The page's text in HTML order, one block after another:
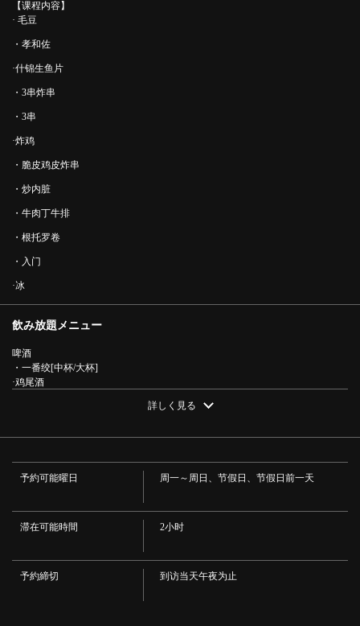
【课程内容】
· 毛豆
・孝和佐
·什锦生鱼片
・3串炸串
・3串
·炸鸡
・脆皮鸡皮炸串
・炒内脏
・牛肉丁牛排
・根托罗卷
・入门
·冰
飲み放題メニュー
啤酒
・一番绞[中杯/大杯]
·鸡尾酒
・苦味柠檬和酸橙/柠檬/酸橙/葡萄/原味/汽水/可尔必思/番茄/Garichu
梅酒
·高球
・海波杯 / 可口海波杯 / 姜汁海波杯 / 弹珠海波杯 / 葡萄海波杯 / 可尔必思海波杯
·烧酒
詳しく見る
予約可能曜日 周一～周日、节假日、节假日前一天
滞在可能時間 2小时
予約締切 到访当天午夜为止
くし本舗 加古川店
https://kushikakogawa.owst.jp/courses/171904217
お店情報をコピー